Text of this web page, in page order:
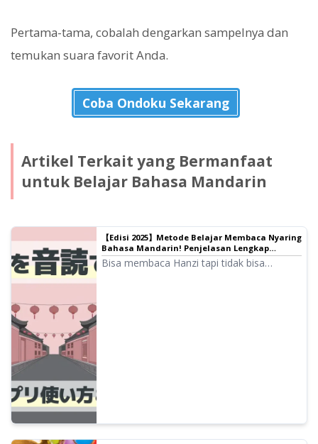
Pertama-tama, cobalah dengarkan sampelnya dan
temukan suara favorit Anda.
Coba Ondoku Sekarang
Artikel Terkait yang Bermanfaat
untuk Belajar Bahasa Mandarin
【Edisi 2025】Metode Belajar Membaca Nyaring
Bahasa Mandarin! Penjelasan Lengkap
tentang Situs, Aplikasi, Teks Contoh, dan Cara
Penggunaannya｜Software Text-to-Speech
Bisa membaca Hanzi tapi tidak bisa